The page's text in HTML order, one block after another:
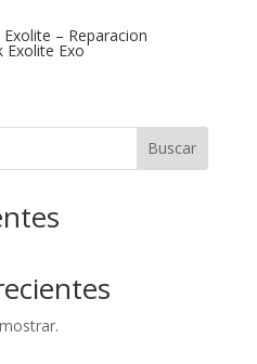
– Reparacion
Exo
Buscar